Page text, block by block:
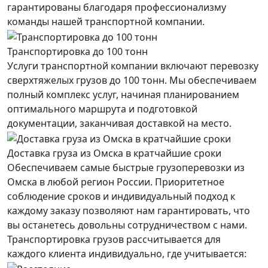
гарантированы благодаря профессионализму
команды нашей транспортной компании.
Транспортировка до 100 тонн
Услуги транспортной компании включают перевозку
сверхтяжелых грузов до 100 тонн. Мы обеспечиваем
полный комплекс услуг, начиная планированием
оптимального маршрута и подготовкой
документации, заканчивая доставкой на место.
Доставка груза из Омска в кратчайшие сроки
Обеспечиваем самые быстрые грузоперевозки из
Омска в любой регион России. Приоритетное
соблюдение сроков и индивидуальный подход к
каждому заказу позволяют нам гарантировать, что
вы останетесь довольны сотрудничеством с нами.
Транспортировка грузов рассчитывается для
каждого клиента индивидуально, где учитывается: